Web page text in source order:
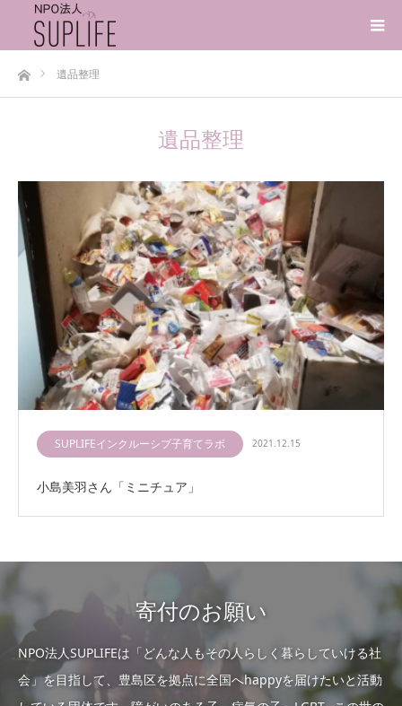
ホーム遺品整理
遺品整理
SUPLIFEインクルーシブ子育てラボ 2021.12.15
小島美羽さん「ミニチュア」
寄付のお願い
NPO法人SUPLIFEは「どんな人もその人らしく暮らしていける社
会」を目指して、豊島区を拠点に全国へhappyを届けたいと活動